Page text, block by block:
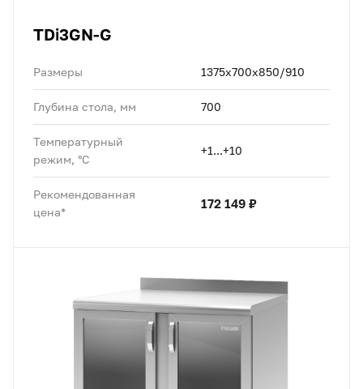
TDi3GN-G
Размеры 1375x700x850/910
Глубина стола, мм 700
Температурный
режим, °C
+1...+10
Рекомендованная
цена*
172 149 ₽